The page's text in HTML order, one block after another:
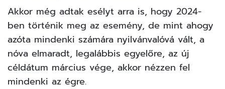
Akkor még adtak esélyt arra is, hogy 2024-
ben történik meg az esemény, de mint ahogy
azóta mindenki számára nyilvánvalóvá vált, a
nóva elmaradt, legalábbis egyelőre, az új
céldátum március vége, akkor nézzen fel
mindenki az égre.